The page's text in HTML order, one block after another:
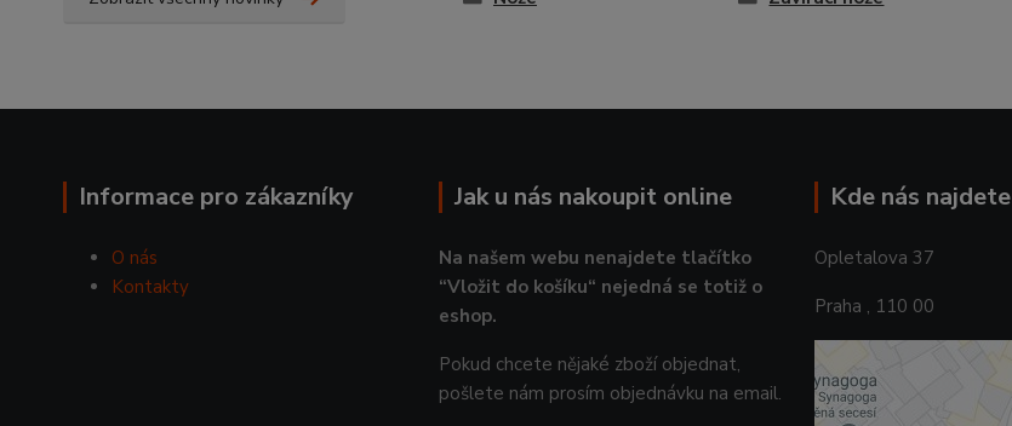
Informace pro zákazníky
O nás
Kontakty
Jak u nás nakoupit online
Na našem webu nenajdete tlačítko
“Vložit do košíku“ nejedná se totiž o
eshop.
Pokud chcete nějaké zboží objednat,
pošlete nám prosím objednávku na email.
Kde nás najdete
Opletalova 37
Praha , 110 00